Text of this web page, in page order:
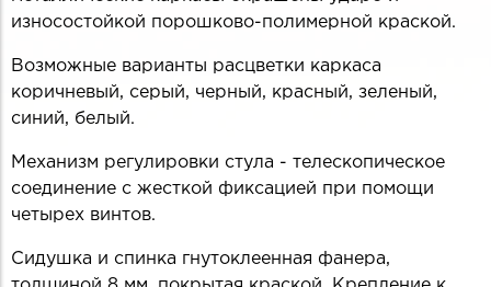
износостойкой порошково-полимерной краской.
Возможные варианты расцветки каркаса
коричневый, серый, черный, красный, зеленый,
синий, белый.
Механизм регулировки стула - телескопическое
соединение с жесткой фиксацией при помощи
четырех винтов.
Сидушка и спинка гнутоклеенная фанера,